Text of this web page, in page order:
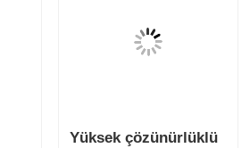
Yüksek çözünürlüklü